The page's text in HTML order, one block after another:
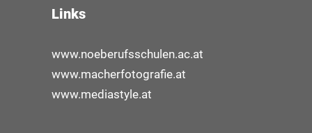
Links
www.noeberufsschulen.ac.at
www.macherfotografie.at
www.mediastyle.at